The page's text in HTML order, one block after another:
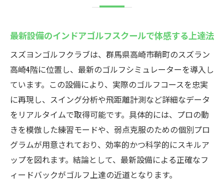
て始める方法
すさを解説
高崎エリアで注目のインドアゴルフスクー
ル選びのポイント
スズヨンゴルフクラブでインドアゴルフを満喫
する方法
手ぶらでOKなインドアゴルフスクールの利
便性とは
最新シミュレーター活用で本格的な練習が
できる理由
最新設備のインドアゴルフスクールで体感する上達法
スズヨンゴルフクラブは、群馬県高崎市鞘町のスズラン
高崎4階に位置し、最新のゴルフシミュレーターを導入し
ています。この設備により、実際のゴルフコースを忠実
に再現し、スイング分析や飛距離計測など詳細なデータ
をリアルタイムで取得可能です。具体的には、プロの動
きを模倣した練習モードや、弱点克服のための個別プロ
グラムが用意されており、効率的かつ科学的にスキルア
ップを図れます。結論として、最新設備による正確なフ
ィードバックがゴルフ上達の近道となります。